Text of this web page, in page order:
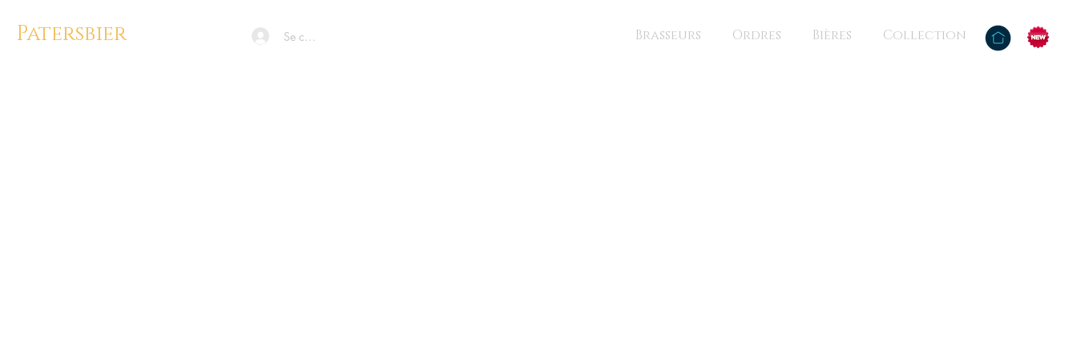
Patersbier Se connecter Brasseurs Ordres Bières Collection